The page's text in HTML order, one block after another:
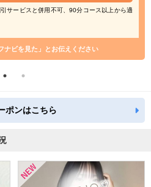
サービスと併用不可、90分コース以上から適
ナビを見た」とお伝えください
ポンはこちら